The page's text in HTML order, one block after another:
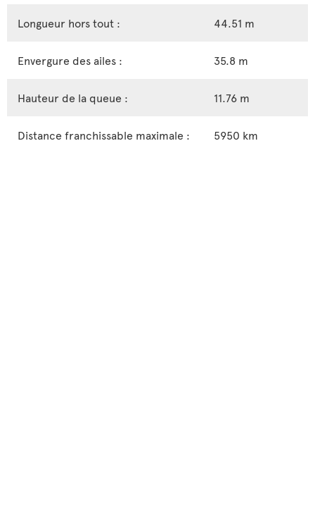
Longueur hors tout : 44.51 m
Envergure des ailes : 35.8 m
Hauteur de la queue : 11.76 m
Distance franchissable maximale : 5950 km